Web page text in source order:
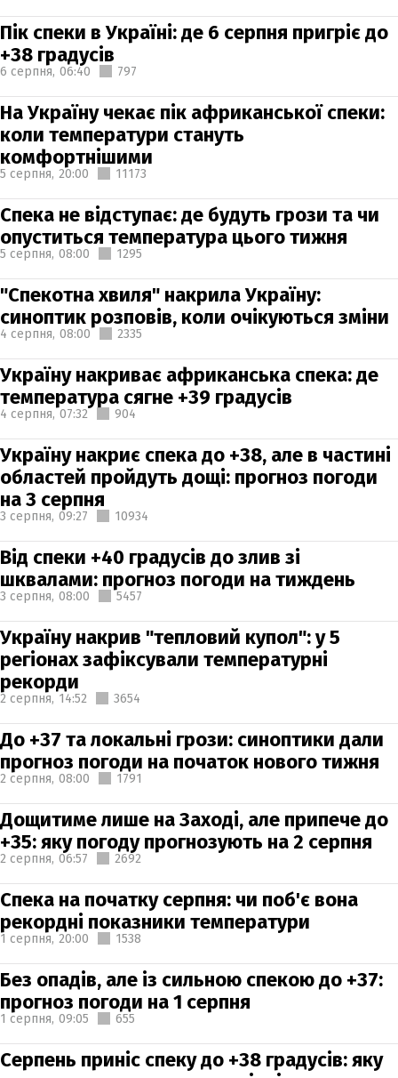
Пік спеки в Україні: де 6 серпня пригріє до
+38 градусів
6 серпня, 06:40 797
На Україну чекає пік африканської спеки:
коли температури стануть
комфортнішими
5 серпня, 20:00 11173
Спека не відступає: де будуть грози та чи
опуститься температура цього тижня
5 серпня, 08:00 1295
"Спекотна хвиля" накрила Україну:
синоптик розповів, коли очікуються зміни
4 серпня, 08:00 2335
Україну накриває африканська спека: де
температура сягне +39 градусів
4 серпня, 07:32 904
Україну накриє спека до +38, але в частині
областей пройдуть дощі: прогноз погоди
на 3 серпня
3 серпня, 09:27 10934
Від спеки +40 градусів до злив зі
шквалами: прогноз погоди на тиждень
3 серпня, 08:00 5457
Україну накрив "тепловий купол": у 5
регіонах зафіксували температурні
рекорди
2 серпня, 14:52 3654
До +37 та локальні грози: синоптики дали
прогноз погоди на початок нового тижня
2 серпня, 08:00 1791
Дощитиме лише на Заході, але припече до
+35: яку погоду прогнозують на 2 серпня
2 серпня, 06:57 2692
Спека на початку серпня: чи поб'є вона
рекордні показники температури
1 серпня, 20:00 1538
Без опадів, але із сильною спекою до +37:
прогноз погоди на 1 серпня
1 серпня, 09:05 655
Серпень приніс спеку до +38 градусів: яку